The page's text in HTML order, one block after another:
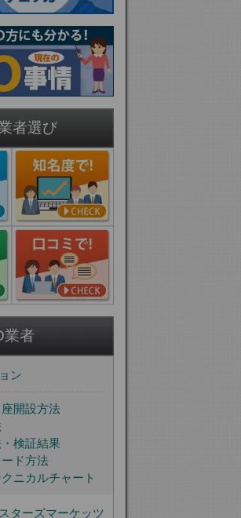
者選び
業者
ン
開設方法
検証結果
ド方法
ニカルチャート
ターズマーケッツ